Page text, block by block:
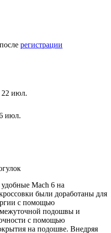
регистрации
июл.
июл.
Mach 6 на
были доработаны для
с помощью
подошвы и
с помощью
на подошве. Внедряя